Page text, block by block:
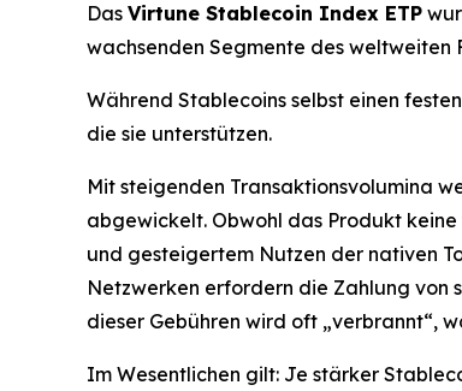
Das Virtune Stablecoin Index ETP
wachsenden Segmente des weltweiten
Während Stablecoins selbst einen
die sie unterstützen.
Mit steigenden Transaktionsvolumina
abgewickelt. Obwohl das Produkt
und gesteigertem Nutzen der nativen
Netzwerken erfordern die Zahlung von
dieser Gebühren wird oft „verbrannt“,
Im Wesentlichen gilt: Je stärker